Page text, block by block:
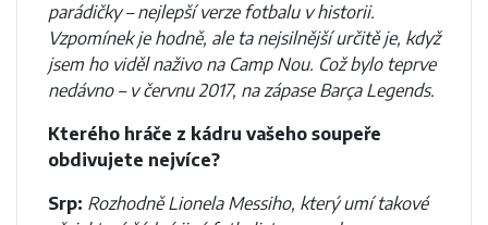
parádičky – nejlepší verze fotbalu v historii.
Vzpomínek je hodně, ale ta nejsilnější určitě je, když
jsem ho viděl naživo na Camp Nou. Což bylo teprve
nedávno – v červnu 2017, na zápase Barça Legends.
Kterého hráče z kádru vašeho soupeře
obdivujete nejvíce?
Srp: Rozhodně Lionela Messiho, který umí takové